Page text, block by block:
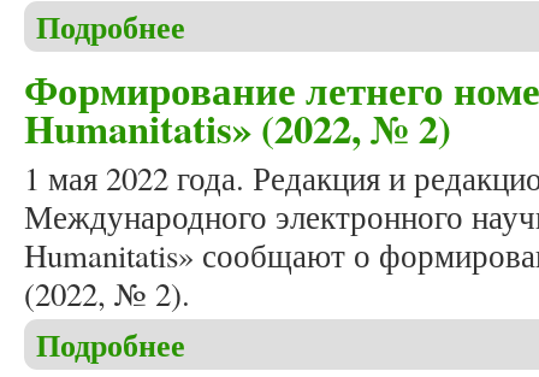
Подробнее
Формирование летнего
Humanitatis» (2022, № 2)
1 мая 2022 года. Редакция и
Международного электронного
Humanitatis» сообщают о
(2022, № 2).
Подробнее